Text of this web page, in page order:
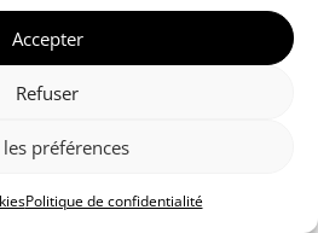
Accepter
Refuser
préférences
Politique de confidentialité